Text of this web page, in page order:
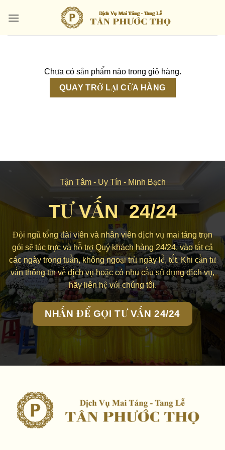
qua
Chưa có sản phẩm nào trong giỏ hàng.
QUAY TRỞ LẠI CỬA HÀNG
Tận Tâm - Uy Tín - Minh Bạch
TƯ VẤN 24/24
Đội ngũ tổng đài viên và nhân viên dịch vụ mai táng trọn
gói sẽ túc trực và hỗ trợ Quý khách hàng 24/24, vào tất cả
các ngày trong tuần, không ngoại trừ ngày lễ, tết. Khi cần tư
vấn thông tin về dịch vụ hoặc có nhu cầu sử dụng dịch vụ,
hãy liên hệ với chúng tôi.
NHẤN ĐỂ GỌI TƯ VẤN 24/24